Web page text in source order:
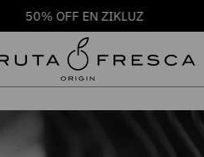
50% OFF EN ZIKLUZ